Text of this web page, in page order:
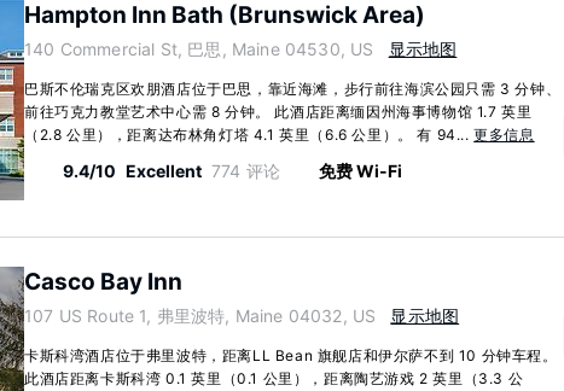
Hampton Inn Bath (Brunswick Area)
140 Commercial St, 巴思, Maine 04530, US 显示地图
巴斯不伦瑞克区欢朋酒店位于巴思，靠近海滩，步行前往海滨公园只需 3 分钟、
前往巧克力教堂艺术中心需 8 分钟。 此酒店距离缅因州海事博物馆 1.7 英里
（2.8 公里），距离达布林角灯塔 4.1 英里（6.6 公里）。 有 94...更多信息
9.4/10 Excellent 774 评论 免费 Wi-Fi
Casco Bay Inn
107 US Route 1, 弗里波特, Maine 04032, US 显示地图
卡斯科湾酒店位于弗里波特，距离LL Bean 旗舰店和伊尔萨不到 10 分钟车程。
此酒店距离卡斯科湾 0.1 英里（0.1 公里），距离陶艺游戏 2 英里（3.3 公